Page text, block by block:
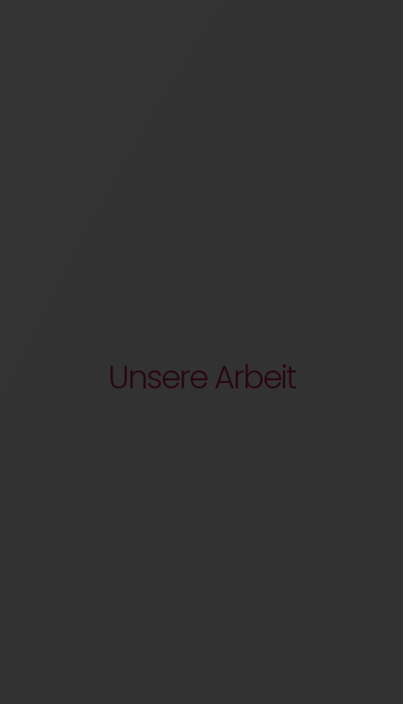
Unsere Arbeit